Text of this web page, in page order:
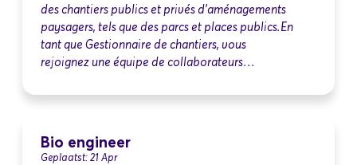
des chantiers publics et privés d’aménagements
paysagers, tels que des parcs et places publics.En
tant que Gestionnaire de chantiers, vous
rejoignez une équipe de collaborateurs…
Bio engineer
Geplaatst: 21 Apr